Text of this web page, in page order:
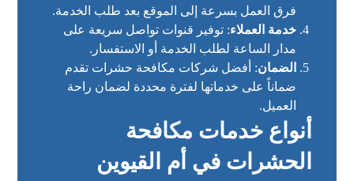
فرق العمل بسرعة إلى الموقع بعد طلب الخدمة.
خدمة العملاء: توفير قنوات تواصل سريعة على
مدار الساعة لطلب الخدمة أو الاستفسار.
الضمان: أفضل شركات مكافحة حشرات تقدم
ضماناً على خدماتها لفترة محددة لضمان راحة
العميل.
أنواع خدمات مكافحة
الحشرات في أم القيوين